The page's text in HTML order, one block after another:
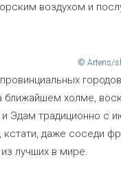
воздухом и
© Artens/
ближайшем холме,
и Эдам традиционно с
даже соседи
лучших в мире.